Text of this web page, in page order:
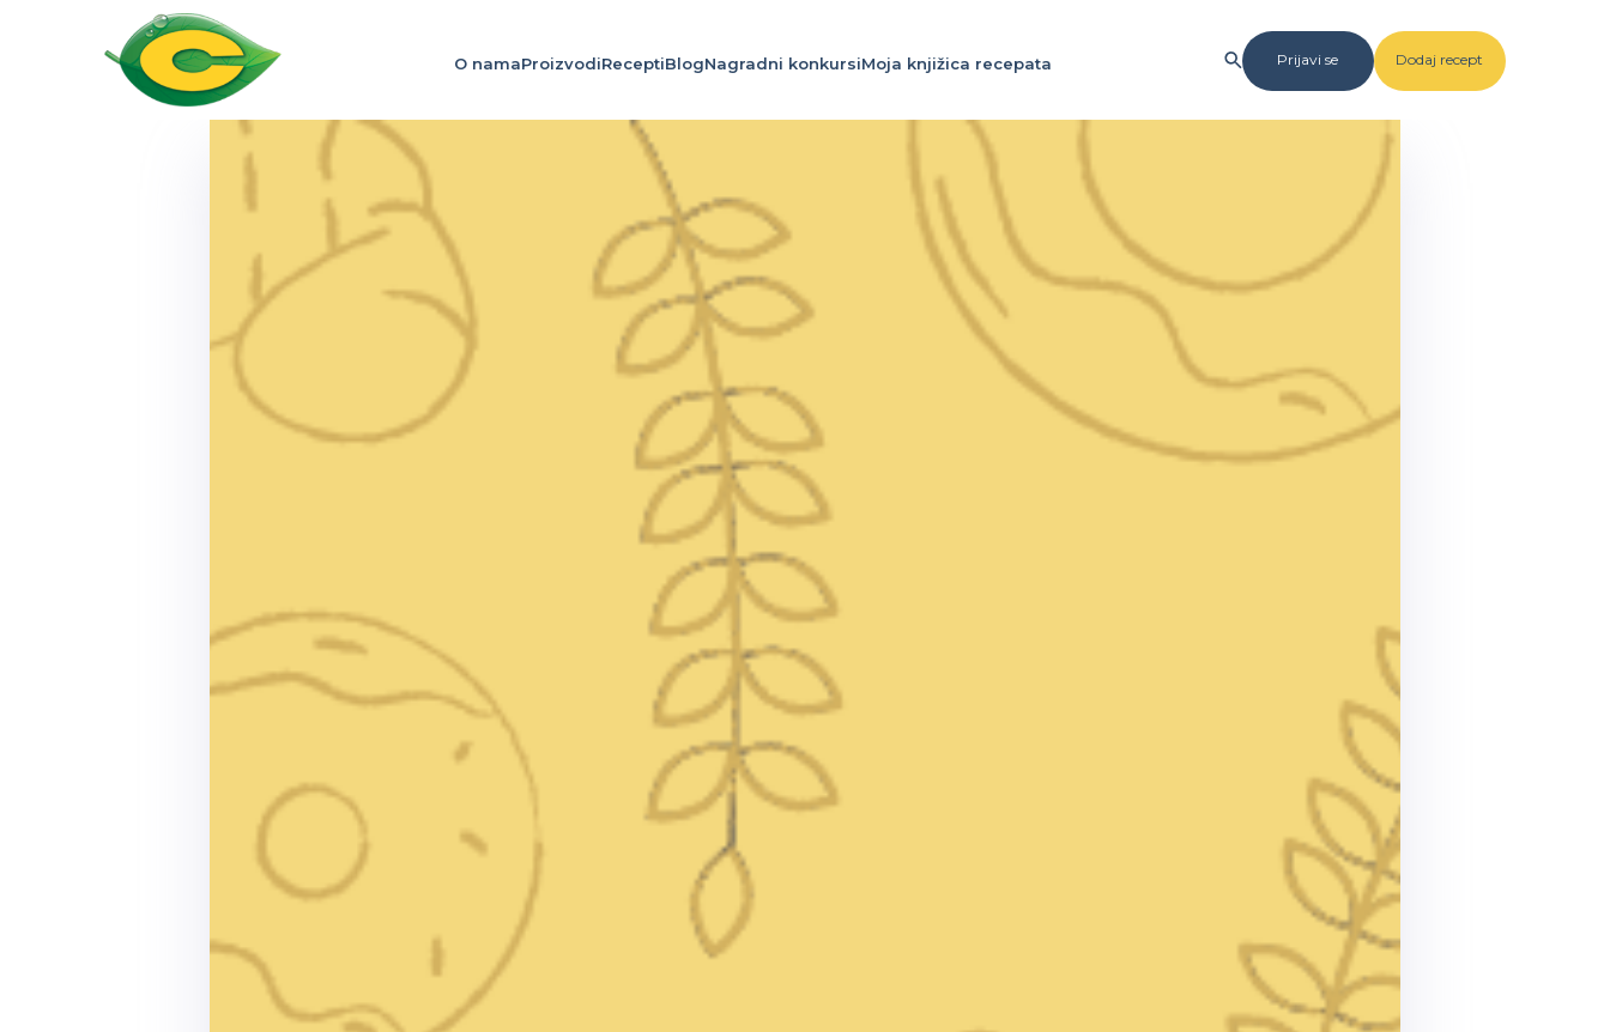
O namaProizvodiReceptiBlogNagradni konkursiMoja knjižica recepata Prijavi se Dodaj recept